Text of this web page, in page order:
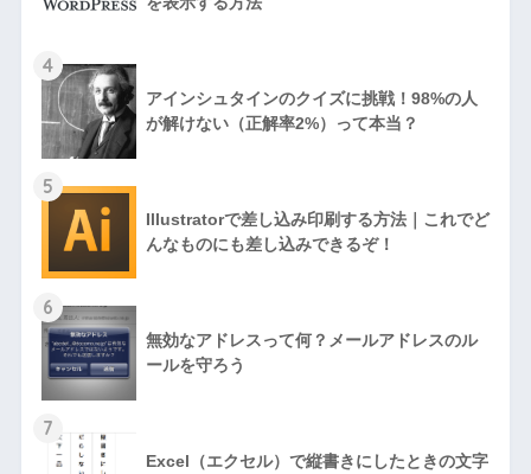
4
アインシュタインのクイズに挑戦！98%の人
が解けない（正解率2%）って本当？
5
Illustratorで差し込み印刷する方法｜これでど
んなものにも差し込みできるぞ！
6
無効なアドレスって何？メールアドレスのル
ールを守ろう
7
Excel（エクセル）で縦書きにしたときの文字